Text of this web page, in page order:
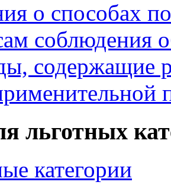
о способах
соблюдения
содержащие
льготных
категории